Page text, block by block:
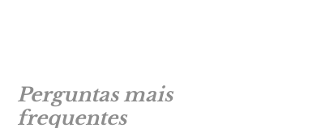
Perguntas mais
frequentes